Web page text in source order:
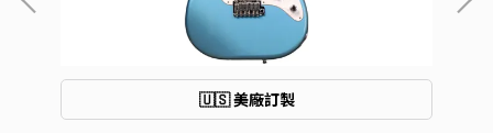
🇺🇸 美廠訂製